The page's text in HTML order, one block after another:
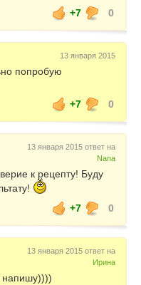
+7
0
13 января 2015
попробую
+7
0
13 января 2015 ответ на
Nana
к рецепту! Буду
+7
0
13 января 2015 ответ на
Ирина
напишу))))